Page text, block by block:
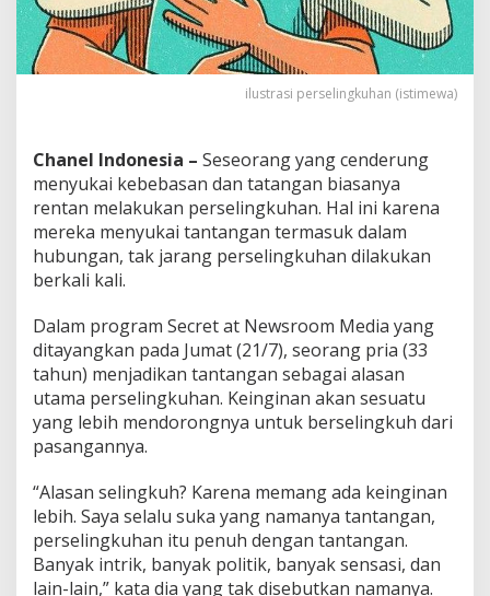
a
n
S
e
k
u
h
L
g
I
n
i
P
e
n
l
a
s
a
n
I
ilustrasi perselingkuhan (istimewa)
Chanel Indonesia – Seseorang yang cenderung
menyukai kebebasan dan tatangan biasanya
rentan melakukan perselingkuhan. Hal ini karena
mereka menyukai tantangan termasuk dalam
hubungan, tak jarang perselingkuhan dilakukan
berkali kali.
Dalam program Secret at Newsroom Media yang
ditayangkan pada Jumat (21/7), seorang pria (33
tahun) menjadikan tantangan sebagai alasan
utama perselingkuhan. Keinginan akan sesuatu
yang lebih mendorongnya untuk berselingkuh dari
pasangannya.
“Alasan selingkuh? Karena memang ada keinginan
lebih. Saya selalu suka yang namanya tantangan,
perselingkuhan itu penuh dengan tantangan.
Banyak intrik, banyak politik, banyak sensasi, dan
lain-lain,” kata dia yang tak disebutkan namanya.